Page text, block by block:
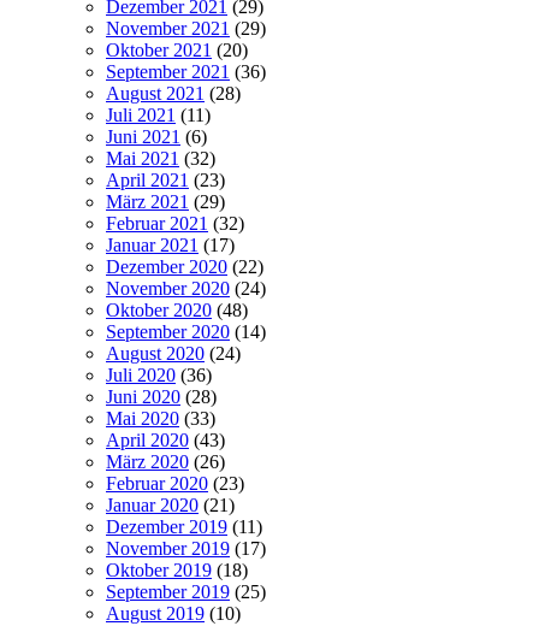
Dezember 2021 (29)
November 2021 (29)
Oktober 2021 (20)
September 2021 (36)
August 2021 (28)
Juli 2021 (11)
Juni 2021 (6)
Mai 2021 (32)
April 2021 (23)
März 2021 (29)
Februar 2021 (32)
Januar 2021 (17)
Dezember 2020 (22)
November 2020 (24)
Oktober 2020 (48)
September 2020 (14)
August 2020 (24)
Juli 2020 (36)
Juni 2020 (28)
Mai 2020 (33)
April 2020 (43)
März 2020 (26)
Februar 2020 (23)
Januar 2020 (21)
Dezember 2019 (11)
November 2019 (17)
Oktober 2019 (18)
September 2019 (25)
August 2019 (10)